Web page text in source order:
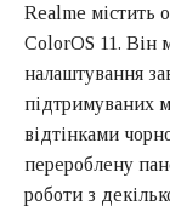
Realme містить
ColorOS 11. Він
налаштування
підтримуваних
відтінками
перероблену
роботи з